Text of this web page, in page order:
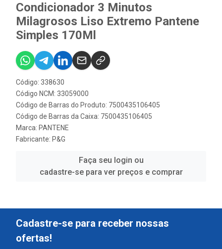
Condicionador 3 Minutos
Milagrosos Liso Extremo Pantene
Simples 170Ml
Código: 338630
Código NCM: 33059000
Código de Barras do Produto: 7500435106405
Código de Barras da Caixa: 7500435106405
Marca: PANTENE
Fabricante: P&G
Faça seu login ou
cadastre-se para ver preços e comprar
Cadastre-se para receber nossas
ofertas!